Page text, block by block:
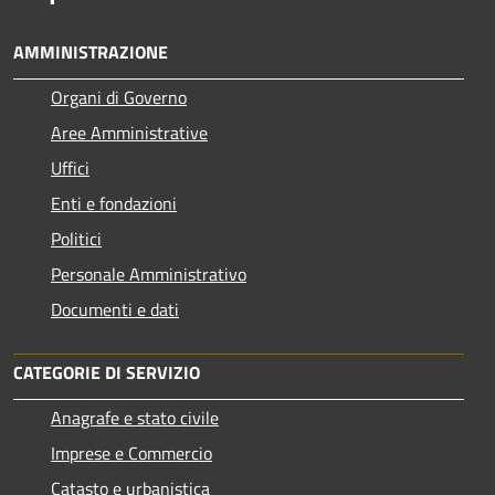
AMMINISTRAZIONE
Organi di Governo
Aree Amministrative
Uffici
Enti e fondazioni
Politici
Personale Amministrativo
Documenti e dati
CATEGORIE DI SERVIZIO
Anagrafe e stato civile
Imprese e Commercio
Catasto e urbanistica